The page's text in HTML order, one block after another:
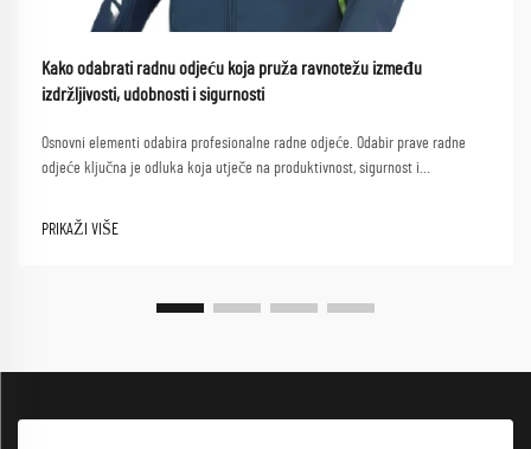
Kako odabrati radnu odjeću koja pruža ravnotežu između
izdržljivosti, udobnosti i sigurnosti
Osnovni elementi odabira profesionalne radne odjeće. Odabir prave radne
odjeće ključna je odluka koja utječe na produktivnost, sigurnost i
zaštitna barijera, omogućujući ujedno optimalne performanse...
PRIKAŽI VIŠE